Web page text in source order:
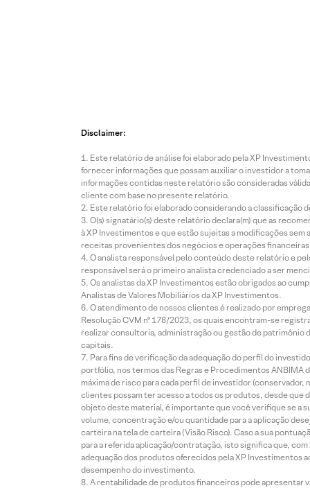
Disclaimer:
Este relatório de análise foi elaborado pela XP
fornecer informações que possam auxiliar o investidor a
informações contidas neste relatório são consideradas
cliente com base no presente relatório.
Este relatório foi elaborado considerando a classificação
O(s) signatário(s) deste relatório declara(m) que as
à XP Investimentos e que estão sujeitas a modificações
receitas provenientes dos negócios e operações
O analista responsável pelo conteúdo deste relatório e
responsável será o primeiro analista credenciado a ser
Os analistas da XP Investimentos estão obrigados ao
Analistas de Valores Mobiliários da XP Investimentos.
O atendimento de nossos clientes é realizado por
Resolução CVM nº 178/2023, os quais encontram-se
realizar consultoria, administração ou gestão de patrimônio
capitais.
Para fins de verificação da adequação do perfil do
portfólio, nos termos das Regras e Procedimentos
máxima de risco para cada perfil de investidor
clientes possam ter acesso a todos os produtos, desde que
objeto deste material, é importante que você verifique se a
volume, concentração e/ou quantidade para a aplicação
carteira na tela de carteira (Visão Risco). Caso a sua
para a referida aplicação/contratação, isto significa que,
adequação dos produtos oferecidos pela XP Investimentos
desempenho do investimento.
A rentabilidade de produtos financeiros pode apresentar